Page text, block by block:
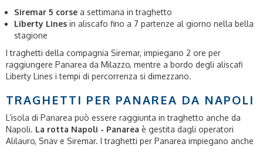
Siremar 5 corse a settimana in traghetto
Liberty Lines in aliscafo fino a 7 partenze al giorno nella bella
stagione
I traghetti della compagnia Siremar, impiegano 2 ore per
raggiungere Panarea da Milazzo, mentre a bordo degli aliscafi
Liberty Lines i tempi di percorrenza si dimezzano.
TRAGHETTI PER PANAREA DA NAPOLI
L’isola di Panarea può essere raggiunta in traghetto anche da
Napoli. La rotta Napoli - Panarea è gestita dagli operatori
Alilauro, Snav e Siremar. I traghetti per Panarea impiegano anche